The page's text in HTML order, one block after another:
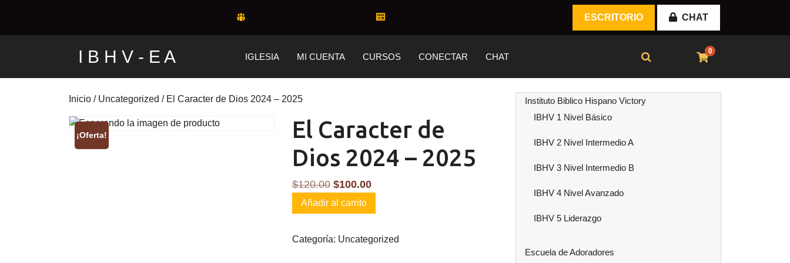
content
ESCRITORIO CHAT
I B H V - E A IGLESIA MI CUENTA CURSOS CONECTAR CHAT
0
Inicio / Uncategorized / El Caracter de Dios 2024 – 2025
¡Oferta!
El Caracter de
Dios 2024 – 2025
$120.00 El
precio
original
$120.00.
$100.00El
actual
$100.00.
Caracter
Dios
Añadir al carrito
Categoría: Uncategorized
Instituto Biblico Hispano Victory
IBHV 1 Nivel Básico
IBHV 2 Nivel Intermedio A
IBHV 3 Nivel Intermedio B
IBHV 4 Nivel Avanzado
IBHV 5 Liderazgo
Escuela de Adoradores